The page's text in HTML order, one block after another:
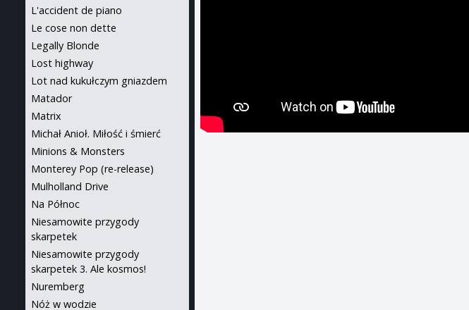
L'accident de piano
Le cose non dette
Legally Blonde
Lost highway
Lot nad kukułczym gniazdem
Matador
Matrix
Michał Anioł. Miłość i śmierć
Minions & Monsters
Monterey Pop (re-release)
Mulholland Drive
Na Północ
Niesamowite przygody
skarpetek
Niesamowite przygody
skarpetek 3. Ale kosmos!
Nuremberg
Nóż w wodzie